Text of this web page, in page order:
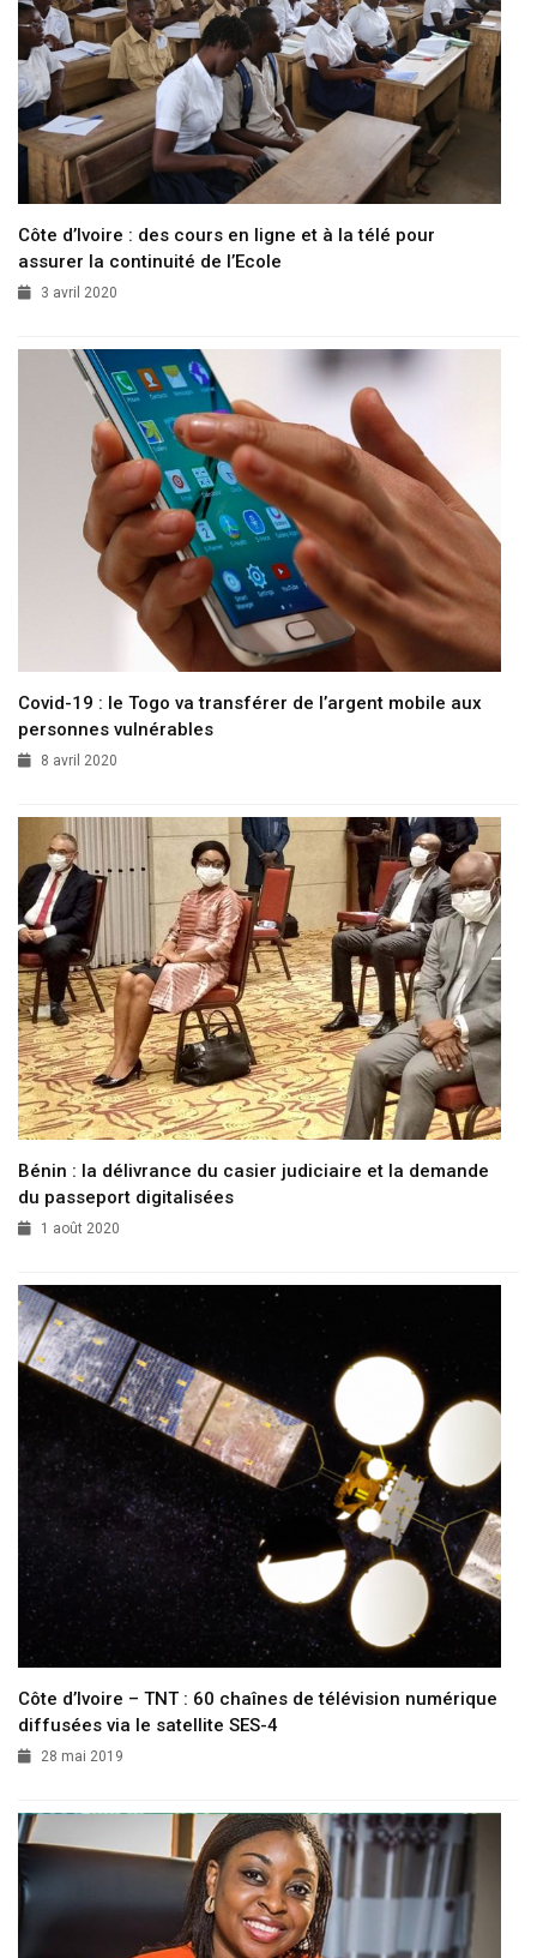
Côte d’Ivoire : des cours en ligne et à la télé pour
assurer la continuité de l’Ecole
3 avril 2020
Covid-19 : le Togo va transférer de l’argent mobile aux
personnes vulnérables
8 avril 2020
Bénin : la délivrance du casier judiciaire et la demande
du passeport digitalisées
1 août 2020
Côte d’Ivoire – TNT : 60 chaînes de télévision numérique
diffusées via le satellite SES-4
28 mai 2019